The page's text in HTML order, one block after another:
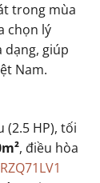
trong mùa
chọn lý
dạng, giúp
Nam.
(2.5 HP), tối
, điều hòa